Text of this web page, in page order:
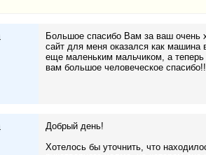
Большое спасибо Вам за ваш
сайт для меня оказался как
еще маленьким мальчиком, а
вам большое человеческое
Добрый день!
Хотелось бы уточнить, что